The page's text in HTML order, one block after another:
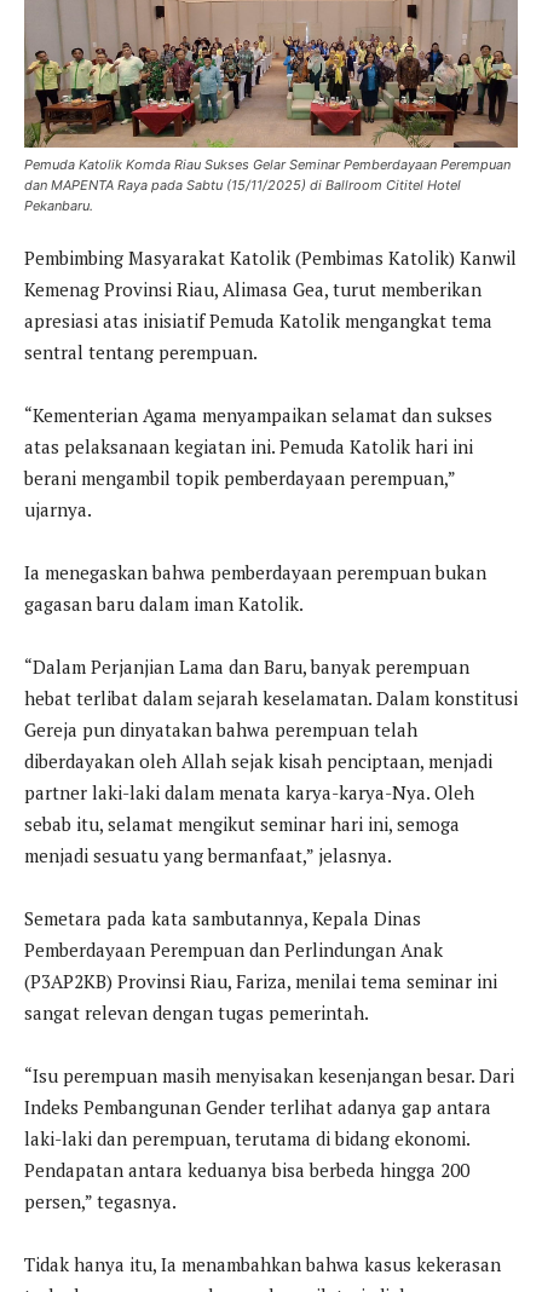
Pemuda Katolik Komda Riau Sukses Gelar Seminar Pemberdayaan Perempuan
dan MAPENTA Raya pada Sabtu (15/11/2025) di Ballroom Cititel Hotel
Pekanbaru.
Pembimbing Masyarakat Katolik (Pembimas Katolik) Kanwil
Kemenag Provinsi Riau, Alimasa Gea, turut memberikan
apresiasi atas inisiatif Pemuda Katolik mengangkat tema
sentral tentang perempuan.
“Kementerian Agama menyampaikan selamat dan sukses
atas pelaksanaan kegiatan ini. Pemuda Katolik hari ini
berani mengambil topik pemberdayaan perempuan,”
ujarnya.
Ia menegaskan bahwa pemberdayaan perempuan bukan
gagasan baru dalam iman Katolik.
“Dalam Perjanjian Lama dan Baru, banyak perempuan
hebat terlibat dalam sejarah keselamatan. Dalam konstitusi
Gereja pun dinyatakan bahwa perempuan telah
diberdayakan oleh Allah sejak kisah penciptaan, menjadi
partner laki-laki dalam menata karya-karya-Nya. Oleh
sebab itu, selamat mengikut seminar hari ini, semoga
menjadi sesuatu yang bermanfaat,” jelasnya.
Semetara pada kata sambutannya, Kepala Dinas
Pemberdayaan Perempuan dan Perlindungan Anak
(P3AP2KB) Provinsi Riau, Fariza, menilai tema seminar ini
sangat relevan dengan tugas pemerintah.
“Isu perempuan masih menyisakan kesenjangan besar. Dari
Indeks Pembangunan Gender terlihat adanya gap antara
laki-laki dan perempuan, terutama di bidang ekonomi.
Pendapatan antara keduanya bisa berbeda hingga 200
persen,” tegasnya.
Tidak hanya itu, Ia menambahkan bahwa kasus kekerasan